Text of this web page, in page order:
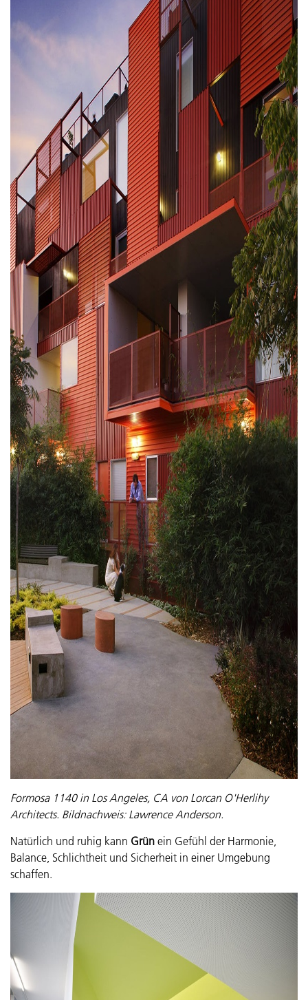
Formosa 1140 in Los Angeles, CA von Lorcan O'Herlihy
Architects. Bildnachweis: Lawrence Anderson.
Natürlich und ruhig kann Grün ein Gefühl der Harmonie,
Balance, Schlichtheit und Sicherheit in einer Umgebung
schaffen.